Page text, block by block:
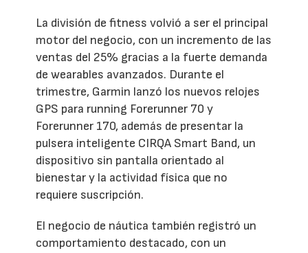
La división de fitness volvió a ser el principal
motor del negocio, con un incremento de las
ventas del 25% gracias a la fuerte demanda
de wearables avanzados. Durante el
trimestre, Garmin lanzó los nuevos relojes
GPS para running Forerunner 70 y
Forerunner 170, además de presentar la
pulsera inteligente CIRQA Smart Band, un
dispositivo sin pantalla orientado al
bienestar y la actividad física que no
requiere suscripción.
El negocio de náutica también registró un
comportamiento destacado, con un